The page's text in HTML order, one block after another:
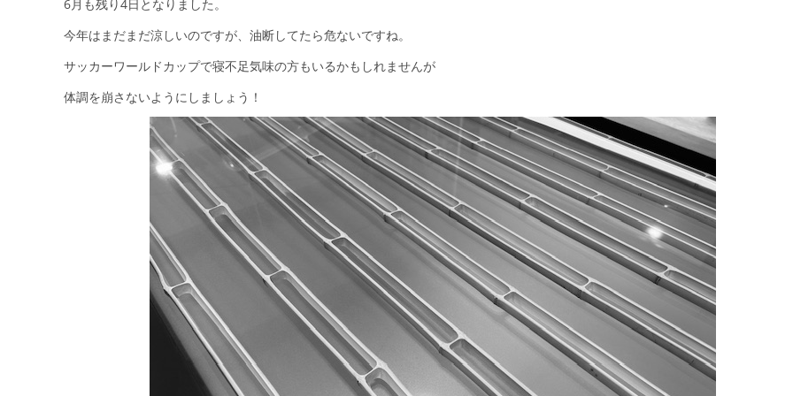
6月も残り4日となりました。
今年はまだまだ涼しいのですが、油断してたら危ないですね。
サッカーワールドカップで寝不足気味の方もいるかもしれませんが
体調を崩さないようにしましょう！